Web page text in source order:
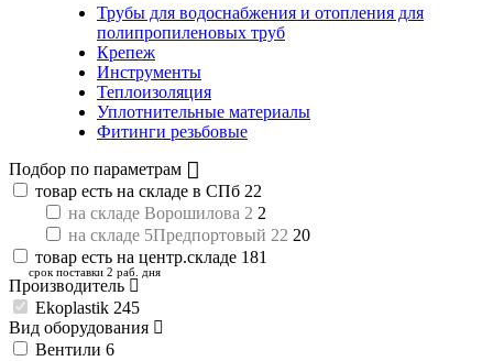
Трубы для водоснабжения и отопления для
полипропиленовых труб
Крепеж
Инструменты
Теплоизоляция
Уплотнительные материалы
Фитинги резьбовые
Подбор по параметрам
товар есть на складе в СПб 22
на складе Ворошилова 2 2
на складе 5Предпортовый 22 20
товар есть на центр.складе 181
срок поставки 2 раб. дня
Производитель
Ekoplastik 245
Вид оборудования
Вентили 6